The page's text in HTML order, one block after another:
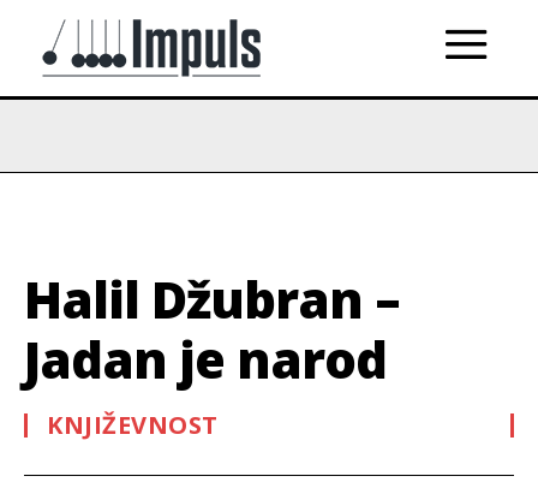
Halil Džubran –
Jadan je narod
KNJIŽEVNOST